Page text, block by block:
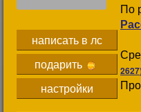
написать в лс
подарить
настройки
По
2627)